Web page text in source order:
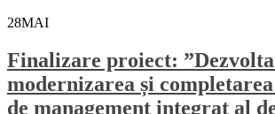
28MAI
Finalizare proiect:
modernizarea și
de management integrat al